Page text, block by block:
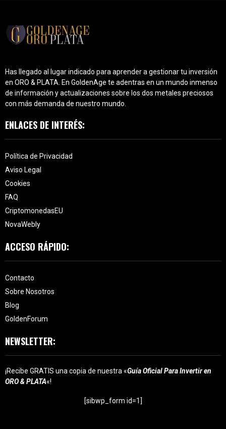
Has llegado al lugar indicado para aprender a gestionar tu inversión
en ORO & PLATA. En GoldenAge te adentras en un mundo inmenso
de información y actualizaciones sobre los dos metales preciosos
con más demanda de nuestro mundo.
ENLACES DE INTERÉS:
Política de Privacidad
Aviso Legal
Cookies
FAQ
CriptomonedasEU
NovaWebly
ACCESO RÁPIDO:
Contacto
Sobre Nosotros
Blog
GoldenForum
NEWSLETTER:
¡Recibe GRATIS una copia de nuestra «Guía Oficial Para Invertir en
ORO & PLATA«!
[sibwp_form id=1]